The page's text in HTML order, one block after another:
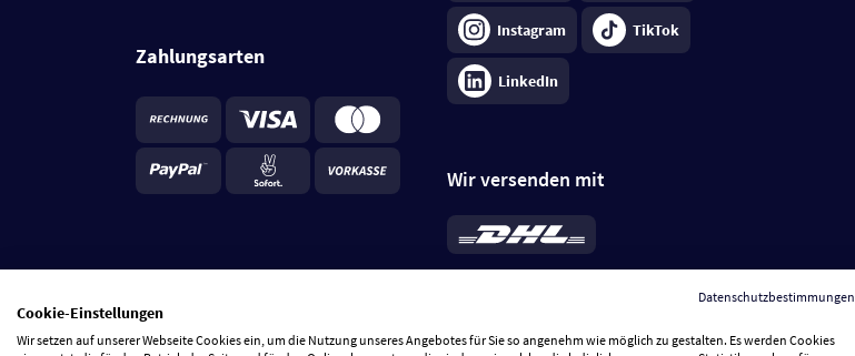
Zahlungsarten
Instagram TikTok
LinkedIn
Wir versenden mit
*Standard 6,95 €; bei Kühlware zzgl. 0,99 €
je Bestellung, insgesamt 7,94 €. Lieferzeit3-
Datenschutzbestimmungen
Cookie-Einstellungen
Wir setzen auf unserer Webseite Cookies ein, um die Nutzung unseres Angebotes für Sie so angenehm wie möglich zu gestalten. Es werden Cookies